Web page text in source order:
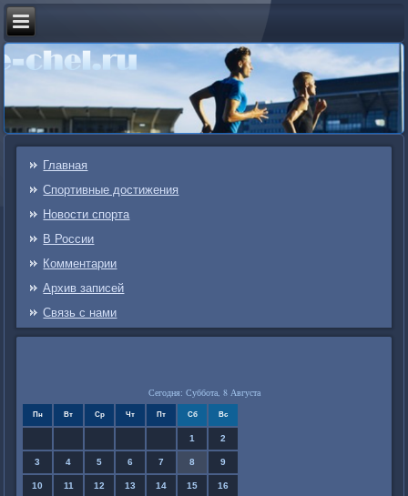
Главная
Спортивные достижения
Новости спорта
В России
Комментарии
Архив записей
Связь c нами
Сегодня: Суббота, 8 Августа
Пн Вт Ср Чт Пт Сб Вс
1 2
3 4 5 6 7 8 9
10 11 12 13 14 15 16